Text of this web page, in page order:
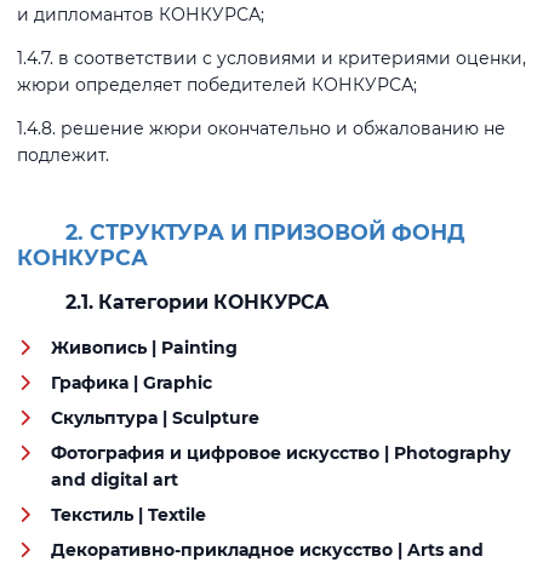
и дипломантов КОНКУРСА;
1.4.7. в соответствии с условиями и критериями оценки,
жюри определяет победителей КОНКУРСА;
1.4.8. решение жюри окончательно и обжалованию не
подлежит.
2. СТРУКТУРА И ПРИЗОВОЙ ФОНД
КОНКУРСА
2.1. Категории КОНКУРСА
Живопись | Painting
Графика | Graphic
Скульптура | Sculpture
Фотография и цифровое искусство | Photography
and digital art
Текстиль | Textile
Декоративно-прикладное искусство | Arts and